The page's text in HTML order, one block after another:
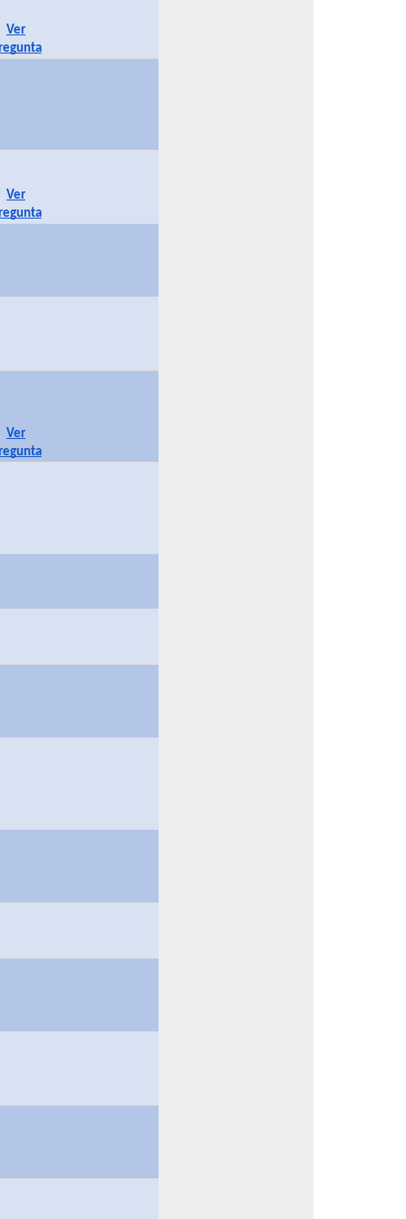
Ver
Ver
Ver